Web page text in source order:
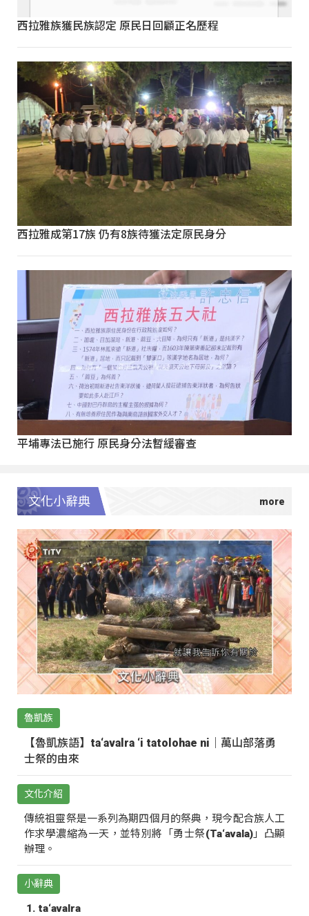
西拉雅族獲民族認定 原民日回顧正名歷程
西拉雅成第17族 仍有8族待獲法定原民身分
平埔專法已施行 原民身分法暫緩審查
文化小辭典
魯凱族
【魯凱族語】ta‘avalra ‘i tatolohae ni｜萬山部落勇
士祭的由來
文化介紹
傳統祖靈祭是一系列為期四個月的祭典，現今配合族人工
作求學濃縮為一天，並特別將「勇士祭(Ta‘avala)」凸顯
辦理。
小辭典
ta‘avalra